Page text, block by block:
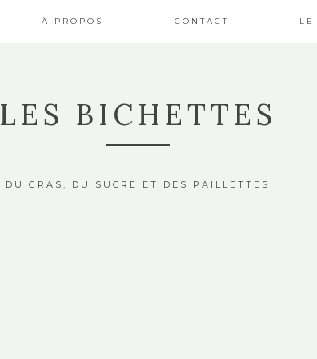
À PROPOS CONTACT LE
LES BICHETTES
DU GRAS, DU SUCRE ET DES PAILLETTES